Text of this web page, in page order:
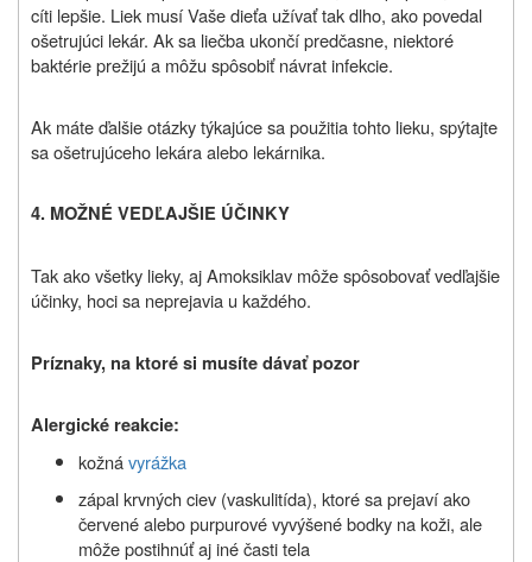
cíti lepšie. Liek musí Vaše dieťa užívať tak dlho, ako povedal
ošetrujúci lekár. Ak sa liečba ukončí predčasne, niektoré
baktérie prežijú a môžu spôsobiť návrat infekcie.
Ak máte ďalšie otázky týkajúce sa použitia tohto lieku, spýtajte
sa ošetrujúceho lekára alebo lekárnika.
4. MOŽNÉ VEDĽAJŠIE ÚČINKY
Tak ako všetky lieky, aj Amoksiklav môže spôsobovať vedľajšie
účinky, hoci sa neprejavia u každého.
Príznaky, na ktoré si musíte dávať pozor
Alergické reakcie:
kožnávyrážka
zápal krvných ciev (vaskulitída), ktoré sa prejaví ako
červené alebo purpurové vyvýšené bodky na koži, ale
môže postihnúť aj iné časti tela